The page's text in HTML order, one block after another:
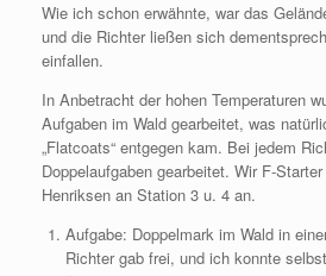
Wie ich schon erwähnte, war das
und die Richter ließen sich
einfallen.
In Anbetracht der hohen Temperaturen
Aufgaben im Wald gearbeitet, was
„Flatcoats“ entgegen kam. Bei jedem
Doppelaufgaben gearbeitet. Wir F-
Henriksen an Station 3 u. 4 an.
Aufgabe: Doppelmark im Wald in
Richter gab frei, und ich konnte